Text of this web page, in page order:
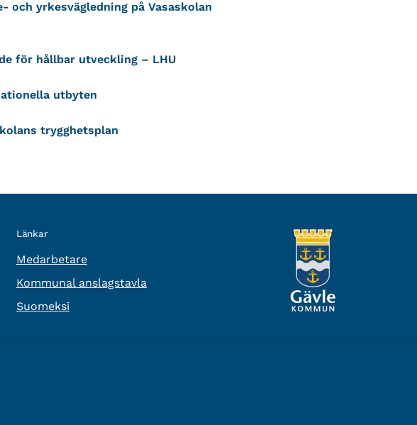
och yrkesvägledning på Vasaskolan
för hållbar utveckling – LHU
utbyten
trygghetsplan
Länkar
Medarbetare
Kommunal anslagstavla
Suomeksi